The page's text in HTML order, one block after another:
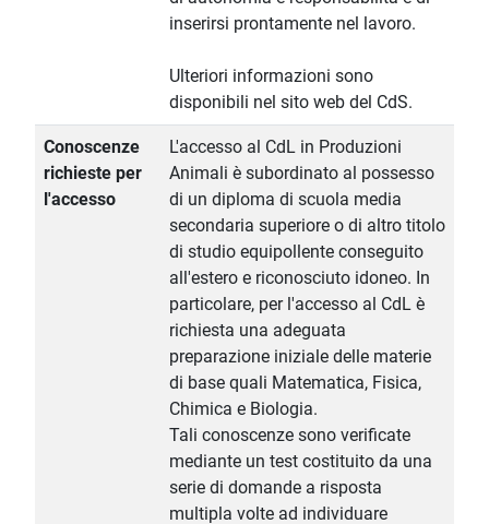
inserirsi prontamente nel lavoro.
Ulteriori informazioni sono
disponibili nel sito web del CdS.
Conoscenze
richieste per
l'accesso
L'accesso al CdL in Produzioni
Animali è subordinato al possesso
di un diploma di scuola media
secondaria superiore o di altro titolo
di studio equipollente conseguito
all'estero e riconosciuto idoneo. In
particolare, per l'accesso al CdL è
richiesta una adeguata
preparazione iniziale delle materie
di base quali Matematica, Fisica,
Chimica e Biologia.
Tali conoscenze sono verificate
mediante un test costituito da una
serie di domande a risposta
multipla volte ad individuare